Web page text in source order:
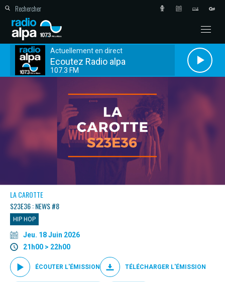
Actuellement en direct
Ecoutez Radio alpa
107.3 FM
LA CAROTTE
S23E36 : NEWS #8
HIP HOP
Jeu. 18 Juin 2026
21h00 > 22h00
ÉCOUTER L'ÉMISSION TÉLÉCHARGER L'ÉMISSION